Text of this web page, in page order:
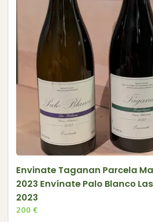
Envinate Taganan Parcela
2023 Envínate Palo Blanco
2023
200 €